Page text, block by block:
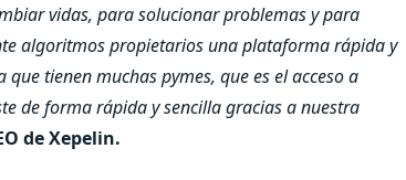
vidas, para solucionar problemas y para
algoritmos propietarios una plataforma rápida y
tienen muchas pymes, que es el acceso a
de forma rápida y sencilla gracias a nuestra
de Xepelin.